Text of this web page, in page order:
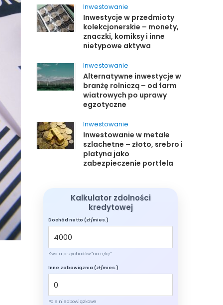
Inwestowanie
Inwestycje w przedmioty
kolekcjonerskie – monety,
znaczki, komiksy i inne
nietypowe aktywa
Inwestowanie
Alternatywne inwestycje w
branżę rolniczą – od farm
wiatrowych po uprawy
egzotyczne
Inwestowanie
Inwestowanie w metale
szlachetne – złoto, srebro i
platyna jako
zabezpieczenie portfela
Kalkulator zdolności
kredytowej
Dochód netto (zł/mies.)
Kwota przychodów "na rękę"
Inne zobowiąznia (zł/mies.)
Pole nieobowiązkowe